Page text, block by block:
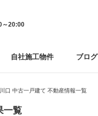
～20:00
自社施工物件 ブログ
口 中古一戸建て 不動産情報一覧
一覧